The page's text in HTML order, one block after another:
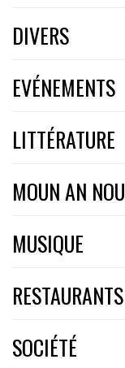
DIVERS
EVÉNEMENTS
LITTÉRATURE
MOUN AN NOU
MUSIQUE
RESTAURANTS
SOCIÉTÉ